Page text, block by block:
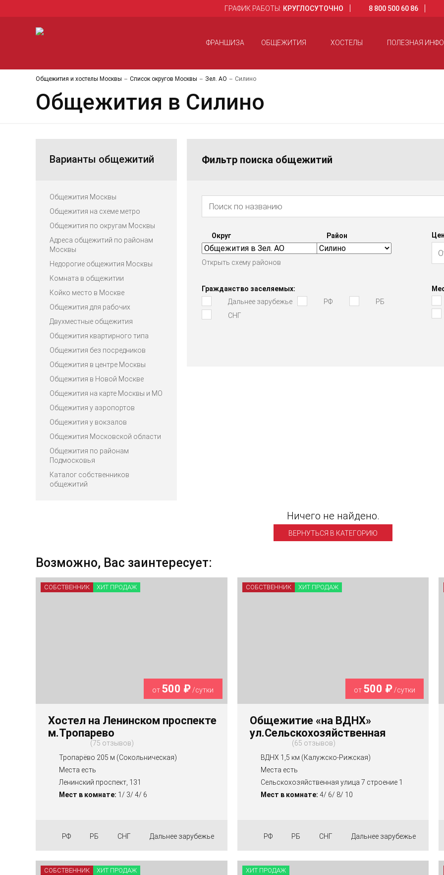
ГРАФИК РАБОТЫ: КРУГЛОСУТОЧНО 8 800 500 60 86
ФРАНШИЗА ОБЩЕЖИТИЯ ХОСТЕЛЫ ПОЛЕЗНАЯ
Общежития и хостелы Москвы Список округов Москвы Зел. АО Силино
Общежития в Силино
Варианты общежитий
Общежития Москвы
Общежития на схеме метро
Общежития по округам Москвы
Адреса общежитий по районам
Москвы
Недорогие общежития Москвы
Комната в общежитии
Койко место в Москве
Общежития для рабочих
Двухместные общежития
Общежития квартирного типа
Общежития без посредников
Общежития в центре Москвы
Общежития в Новой Москве
Общежития на карте Москвы и МО
Общежития у аэропортов
Общежития у вокзалов
Общежития Московской области
Общежития по районам
Подмосковья
Каталог собственников
общежитий
Фильтр поиска общежитий
Округ
Открыть схему районов
Район
Гражданство заселяемых:
Дальнее зарубежье
РФ
РБ
СНГ
Ничего не найдено.
ВЕРНУТЬСЯ В КАТЕГОРИЮ
Возможно, Вас заинтересует:
от 500 ₽ /сутки
Хостел на Ленинском проспекте
м.Тропарево
75 отзывов
Тропарёво 205 м (Сокольническая)
Места есть
Ленинский проспект, 131
Мест в комнате: 1/ 3/ 4/ 6
РФ РБ СНГ Дальнее зарубежье
СОБСТВЕННИК ХИТ ПРОДАЖ
от 500 ₽ /сутки
Общежитие «на ВДНХ»
ул.Сельскохозяйственная
65 отзывов
ВДНХ 1,5 км (Калужско-Рижская)
Места есть
Сельскохозяйственная улица 7 строение 1
Мест в комнате: 4/ 6/ 8/ 10
РФ РБ СНГ Дальнее зарубежье
СОБСТВЕННИК ХИТ ПРОДАЖ
СОБСТВЕННИК ХИТ ПРОДАЖ ХИТ ПРОДАЖ